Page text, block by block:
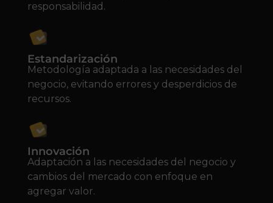
responsabilidad.
Estandarización
Metodología adaptada a las necesidades del
negocio, evitando errores y desperdicios de
recursos.
Innovación
Adaptación a las necesidades del negocio y
cambios del mercado con enfoque en
agregar valor.